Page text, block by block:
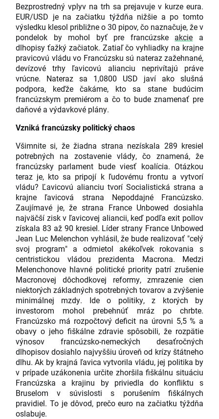
Bezprostredný vplyv na trh sa prejavuje v kurze eura.
EUR/USD je na začiatku týždňa nižšie a po tomto
výsledku klesol približne o 30 pipov, čo naznačuje, že v
pondelok by mohol byť pre francúzske akcie a
dlhopisy ťažký začiatok. Zatiaľ čo vyhliadky na krajne
pravicovú vládu vo Francúzsku sú nateraz zažehnané,
devízové trhy ľavicovú alianciu neprivítajú práve
vrúcne. Nateraz sa 1,0800 USD javí ako slušná
podpora, keďže čakáme, kto sa stane budúcim
francúzskym premiérom a čo to bude znamenať pre
daňové a výdavkové plány.
Vzniká francúzsky politický chaos
Všimnite si, že žiadna strana nezískala 289 kresiel
potrebných na zostavenie vlády, čo znamená, že
francúzsky parlament bude viesť koalícia. Otázkou
teraz je, kto sa pripojí k ľudovému frontu a vytvorí
vládu? Ľavicovú alianciu tvorí Socialistická strana a
krajne ľavicová strana Nepoddajné Francúzsko.
Zaujímavé je, že strana France Unbowed dosiahla
najväčší zisk v ľavicovej aliancii, keď podľa exit pollov
získala 83 až 90 kresiel. Líder strany France Unbowed
Jean Luc Melenchon vyhlásil, že bude realizovať "celý
svoj program" a odmietol akékoľvek rokovania s
centristickou vládou prezidenta Macrona. Medzi
Melenchonove hlavné politické priority patrí zrušenie
Macronovej dôchodkovej reformy, zmrazenie cien
niektorých základných spotrebných tovarov a zvýšenie
minimálnej mzdy. Ide o politiky, z ktorých by
investorom mohol prebehnúť mráz po chrbte.
Francúzsko má rozpočtový deficit na úrovni 5,5 % a
obavy o jeho fiškálne zdravie spôsobili, že rozpätie
výnosov francúzsko-nemeckých desaťročných
dlhopisov dosiahlo najvyššiu úroveň od krízy štátneho
dlhu. Ak by krajná ľavica vytvorila vládu, jej politika by
v prípade uzákonenia určite zhoršila fiškálnu situáciu
Francúzska a krajinu by priviedla do konfliktu s
Bruselom v súvislosti s porušením fiškálnych
pravidiel. To je dôvod, prečo euro na začiatku týždňa
oslabuje.